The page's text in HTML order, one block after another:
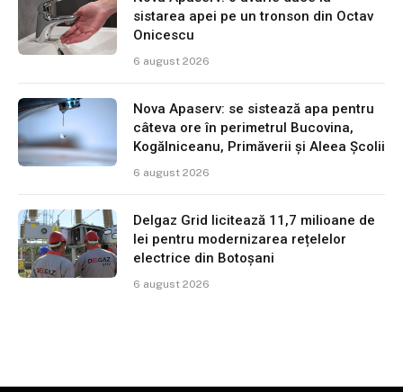
sistarea apei pe un tronson din Octav
Onicescu
6 august 2026
Nova Apaserv: se sistează apa pentru
câteva ore în perimetrul Bucovina,
Kogălniceanu, Primăverii și Aleea Școlii
6 august 2026
Delgaz Grid licitează 11,7 milioane de
lei pentru modernizarea rețelelor
electrice din Botoșani
6 august 2026